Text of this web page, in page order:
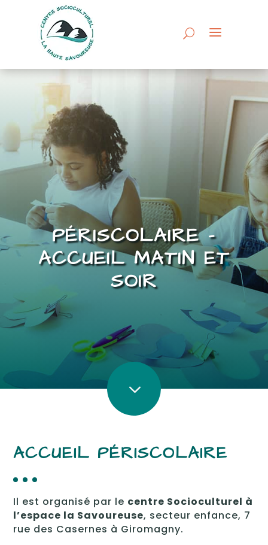
PÉRISCOLAIRE –
ACCUEIL MATIN ET
SOIR
3
3
ACCUEIL PÉRISCOLAIRE
Il est organisé par le centre Socioculturel à
l’espace la Savoureuse, secteur enfance, 7
rue des Casernes à Giromagny.